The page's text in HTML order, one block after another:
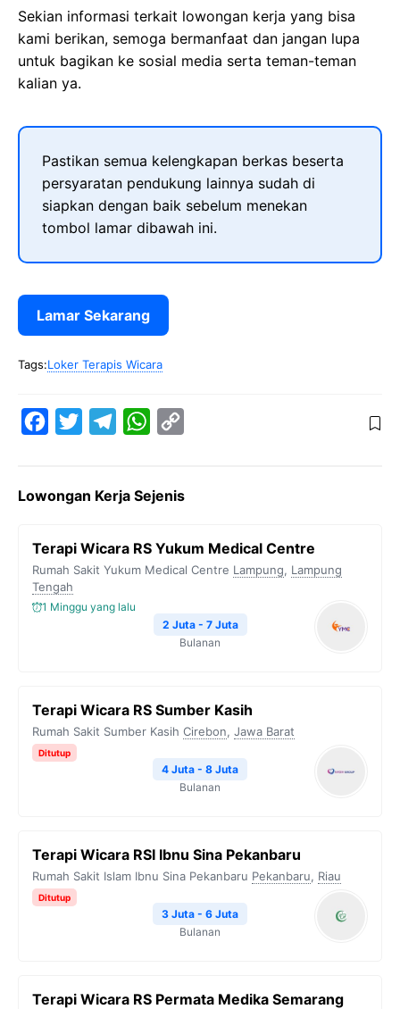
Sekian informasi terkait lowongan kerja yang bisa
kami berikan, semoga bermanfaat dan jangan lupa
untuk bagikan ke sosial media serta teman-teman
kalian ya.
Pastikan semua kelengkapan berkas beserta
persyaratan pendukung lainnya sudah di
siapkan dengan baik sebelum menekan
tombol lamar dibawah ini.
Lamar Sekarang
Tags:Loker Terapis Wicara
e
o
o
k
t
e
e
r
m
W
t
A
y
i
Lowongan Kerja Sejenis
Terapi Wicara RS Yukum Medical Centre
Rumah Sakit Yukum Medical Centre Lampung, Lampung
Tengah
1 Minggu yang lalu
2 Juta - 7 Juta
Bulanan
Terapi Wicara RS Sumber Kasih
Rumah Sakit Sumber Kasih Cirebon, Jawa Barat
Ditutup
4 Juta - 8 Juta
Bulanan
Terapi Wicara RSI Ibnu Sina Pekanbaru
Rumah Sakit Islam Ibnu Sina Pekanbaru Pekanbaru, Riau
Ditutup
3 Juta - 6 Juta
Bulanan
Terapi Wicara RS Permata Medika Semarang